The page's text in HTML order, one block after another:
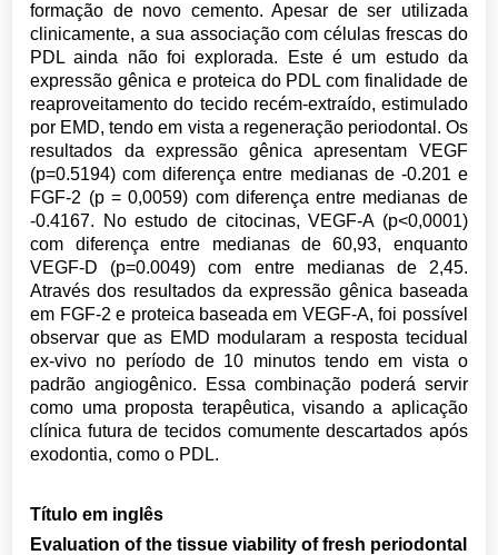
formação de novo cemento. Apesar de ser utilizada
clinicamente, a sua associação com células frescas do
PDL ainda não foi explorada. Este é um estudo da
expressão gênica e proteica do PDL com finalidade de
reaproveitamento do tecido recém-extraído, estimulado
por EMD, tendo em vista a regeneração periodontal. Os
resultados da expressão gênica apresentam VEGF
(p=0.5194) com diferença entre medianas de -0.201 e
FGF-2 (p = 0,0059) com diferença entre medianas de
-0.4167. No estudo de citocinas, VEGF-A (p<0,0001)
com diferença entre medianas de 60,93, enquanto
VEGF-D (p=0.0049) com entre medianas de 2,45.
Através dos resultados da expressão gênica baseada
em FGF-2 e proteica baseada em VEGF-A, foi possível
observar que as EMD modularam a resposta tecidual
ex-vivo no período de 10 minutos tendo em vista o
padrão angiogênico. Essa combinação poderá servir
como uma proposta terapêutica, visando a aplicação
clínica futura de tecidos comumente descartados após
exodontia, como o PDL.
Título em inglês
Evaluation of the tissue viability of fresh periodontal